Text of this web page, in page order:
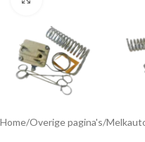
Home/Overige pagina's/